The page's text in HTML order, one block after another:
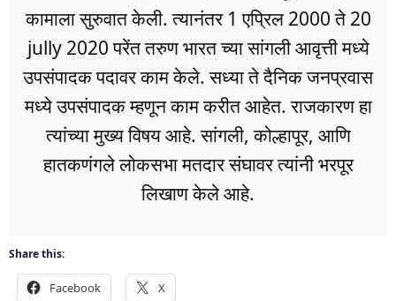
कामाला सुरुवात केली. त्यानंतर 1 एप्रिल 2000 ते 20
jully 2020 परेंत तरुण भारत च्या सांगली आवृत्ती मध्ये
उपसंपादक पदावर काम केले. सध्या ते दैनिक जनप्रवास
मध्ये उपसंपादक म्हणून काम करीत आहेत. राजकारण हा
त्यांच्या मुख्य विषय आहे. सांगली, कोल्हापूर, आणि
हातकणंगले लोकसभा मतदार संघावर त्यांनी भरपूर
लिखाण केले आहे.
Share this:
Facebook X